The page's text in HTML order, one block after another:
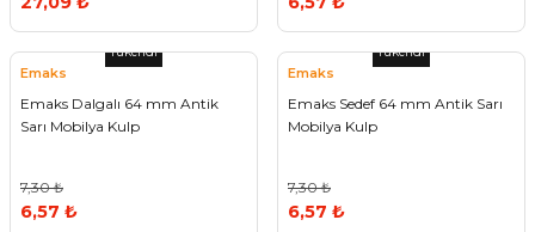
Tükendi
Emaks
Emaks Dalgalı 64 mm Antik
Sarı Mobilya Kulp
7,30 ₺
6,57 ₺
Tükendi
Emaks
Emaks Sedef 64 mm Antik Sarı
Mobilya Kulp
7,30 ₺
6,57 ₺